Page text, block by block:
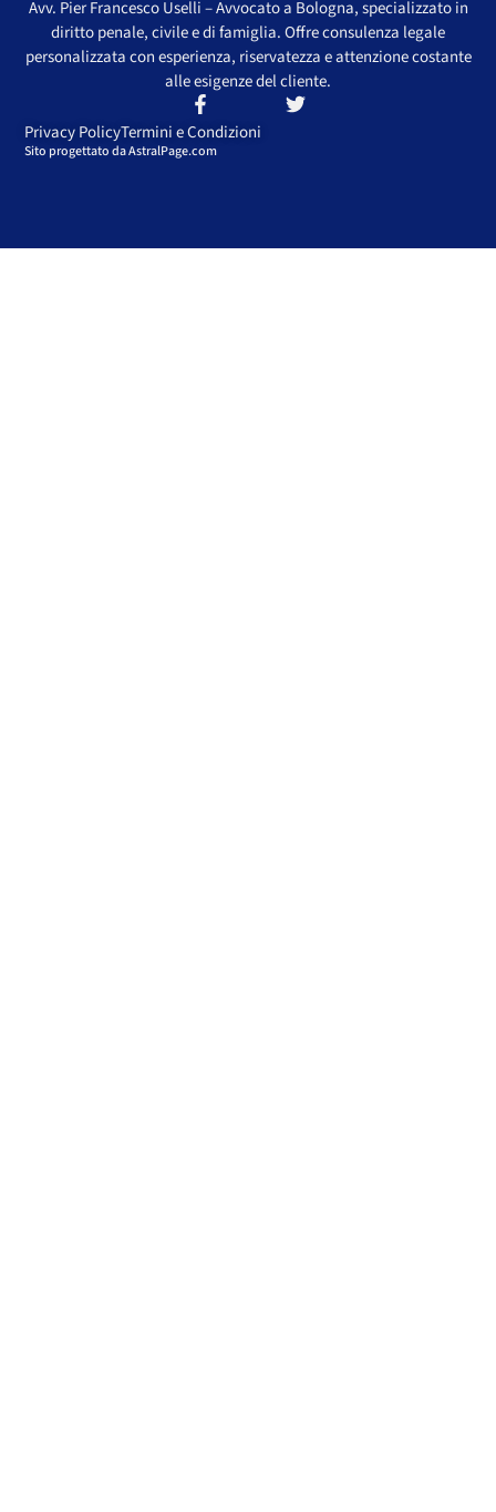
Avv. Pier Francesco Uselli – Avvocato a Bologna, specializzato in
diritto penale, civile e di famiglia. Offre consulenza legale
personalizzata con esperienza, riservatezza e attenzione costante
alle esigenze del cliente.
Privacy PolicyTermini e Condizioni
Sito progettato da AstralPage.com